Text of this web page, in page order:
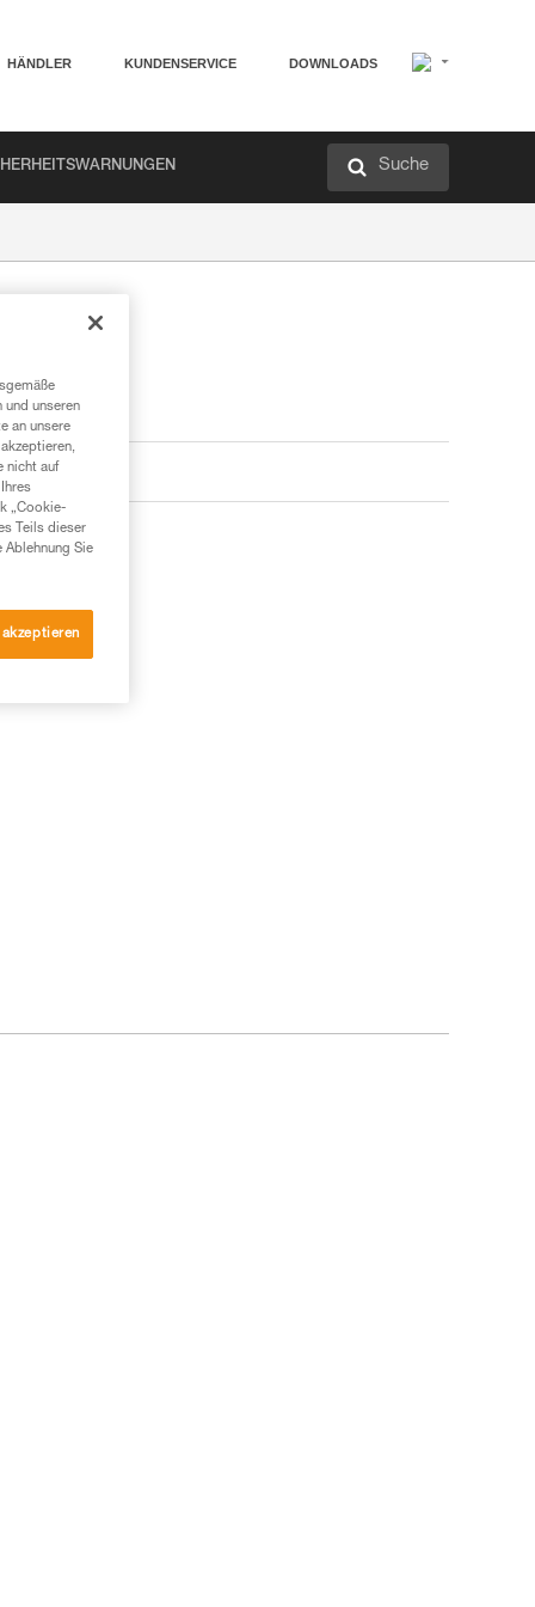
HÄNDLER KUNDENSERVICE DOWNLOADS
Suche
und unseren
an unsere
nicht auf
„Cookie-
Teils dieser
Ablehnung Sie